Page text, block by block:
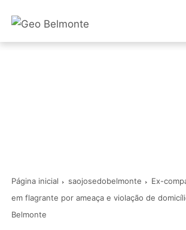
Página inicial saojosedobelmonte
Ex-
em flagrante por ameaça e violação de
Belmonte